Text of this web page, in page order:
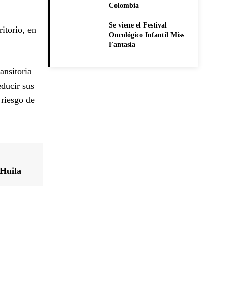
en
sus
de
Colombia
Se viene el Festival
Oncológico Infantil Miss
Fantasía